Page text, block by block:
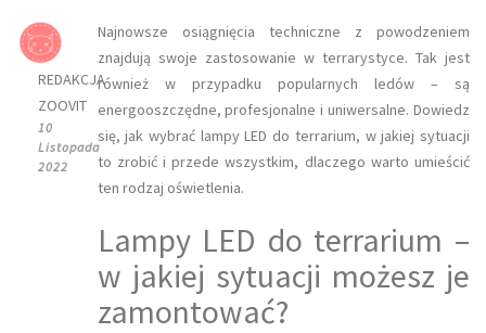
REDAKCJA
ZOOVIT
10
Listopada
2022
​Najnowsze osiągnięcia techniczne z powodzeniem
znajdują swoje zastosowanie w terrarystyce. Tak jest
również w przypadku popularnych ledów – są
energooszczędne, profesjonalne i uniwersalne. Dowiedz
się, jak wybrać lampy LED do terrarium, w jakiej sytuacji
to zrobić i przede wszystkim, dlaczego warto umieścić
ten rodzaj oświetlenia.
Lampy LED do terrarium –
w jakiej sytuacji możesz je
zamontować?